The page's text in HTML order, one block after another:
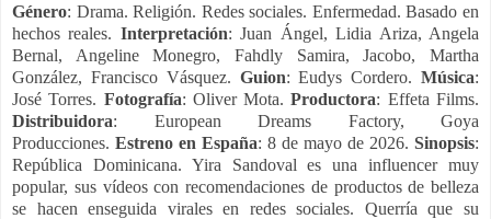
Género: Drama. Religión. Redes sociales. Enfermedad. Basado en
hechos reales. Interpretación: Juan Ángel, Lidia Ariza, Angela
Bernal, Angeline Monegro, Fahdly Samira, Jacobo, Martha
González, Francisco Vásquez. Guion: Eudys Cordero. Música:
José Torres. Fotografía: Oliver Mota.Productora: Effeta Films.
Distribuidora: European Dreams Factory, Goya
Producciones. Estreno en España: 8 de mayo de 2026. Sinopsis:
República Dominicana. Yira Sandoval es una influencer muy
popular, sus vídeos con recomendaciones de productos de belleza
se hacen enseguida virales en redes sociales. Querría que su